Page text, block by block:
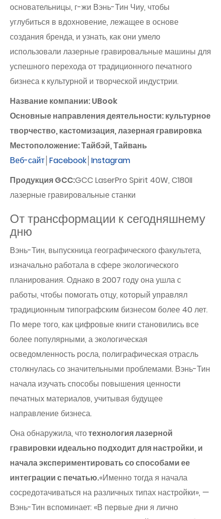
основательницы, г-жи Вэнь-Тин Чиу, чтобы
углубиться в вдохновение, лежащее в основе
создания бренда, и узнать, как они умело
использовали лазерные гравировальные машины для
успешного перехода от традиционного печатного
бизнеса к культурной и творческой индустрии.
Название компании: UBook
Основные направления деятельности: культурное
творчество, кастомизация, лазерная гравировка
Местоположение: Тайбэй, Тайвань
Веб-сайт Facebook Instagram
Продукция GCC:GCC LaserPro Spirit 40W, C180II
лазерные гравировальные станки
От трансформации к сегодняшнему
дню
Вэнь-Тин, выпускница географического факультета,
изначально работала в сфере экологического
планирования. Однако в 2007 году она ушла с
работы, чтобы помогать отцу, который управлял
традиционным типографским бизнесом более 40 лет.
По мере того, как цифровые книги становились все
более популярными, а экологическая
осведомленность росла, полиграфическая отрасль
столкнулась со значительными проблемами. Вэнь-Тин
начала изучать способы повышения ценности
печатных материалов, учитывая будущее
направление бизнеса.
Она обнаружила, чтотехнология лазерной
гравировки идеально подходит для настройки, и
начала экспериментировать со способами ее
интеграции с печатью.«Именно тогда я начала
сосредотачиваться на различных типах настройки», —
Вэнь-Тин вспоминает: «В первые дни я лично